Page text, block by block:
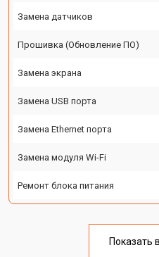
Замена датчиков
Прошивка (Обновление ПО)
Замена экрана
Замена USB порта
Замена Ethernet порта
Замена модуля Wi-Fi
Ремонт блока питания
Показать